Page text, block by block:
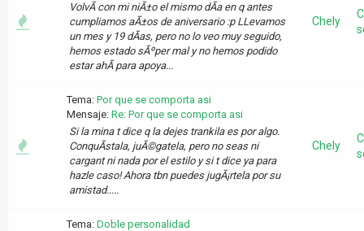
VolvÃ­ con mi niÃ±o el mismo dÃ­a en q antes
cumpliamos aÃ±os de aniversario :p LLevamos
un mes y 19 dÃ­as, pero no lo veo muy seguido,
hemos estado sÃºper mal y no hemos podido
estar ahÃ­ para apoya...
Chely
Tema: Por que se comporta asi
Mensaje: Re: Por que se comporta asi
Si la mina t dice q la dejes trankila es por algo.
ConquÃ­stala, juÃ©gatela, pero no seas ni
cargant ni nada por el estilo y si t dice ya para
hazle caso! Ahora tbn puedes jugÃ¡rtela por su
amistad.....
Chely
Tema: Doble personalidad